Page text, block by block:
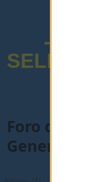
-
Foro de
General-